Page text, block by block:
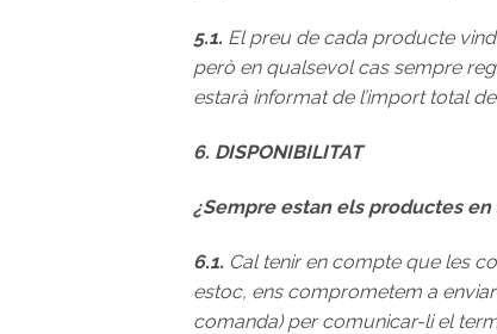
5.1. El preu de cada producte
però en qualsevol cas sempre
estarà informat de l’import total
6. DISPONIBILITAT
¿Sempre estan els productes en
6.1. Cal tenir en compte que les
estoc, ens comprometem a
comanda) per comunicar-li el